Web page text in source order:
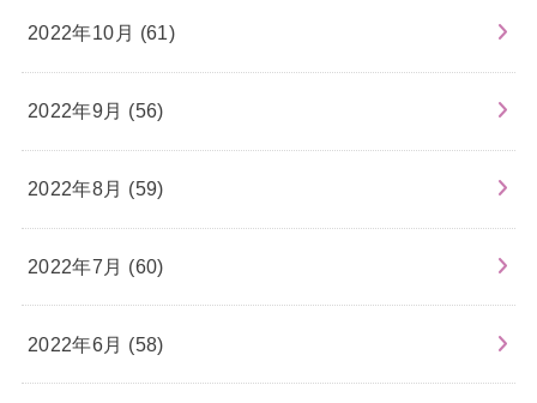
2022年10月 (61)
2022年9月 (56)
2022年8月 (59)
2022年7月 (60)
2022年6月 (58)